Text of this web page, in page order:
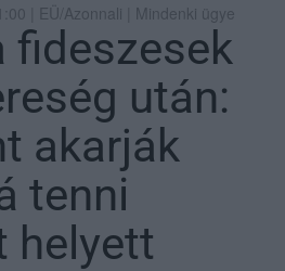
| EÜ/Azonnali | Mindenki ügye
fideszesek
után:
akarják
tenni
helyett